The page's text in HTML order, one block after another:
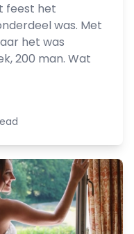
feest het
was. Met
het was
200 man. Wat